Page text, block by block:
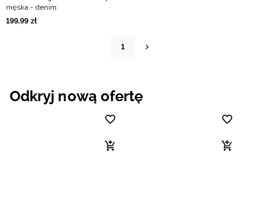
męska - denim
199,99 zł
1
Odkryj nową ofertę